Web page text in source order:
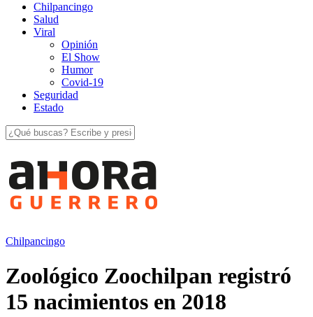
Chilpancingo
Salud
Viral
Opinión
El Show
Humor
Covid-19
Seguridad
Estado
Chilpancingo
Zoológico Zoochilpan registró
15 nacimientos en 2018